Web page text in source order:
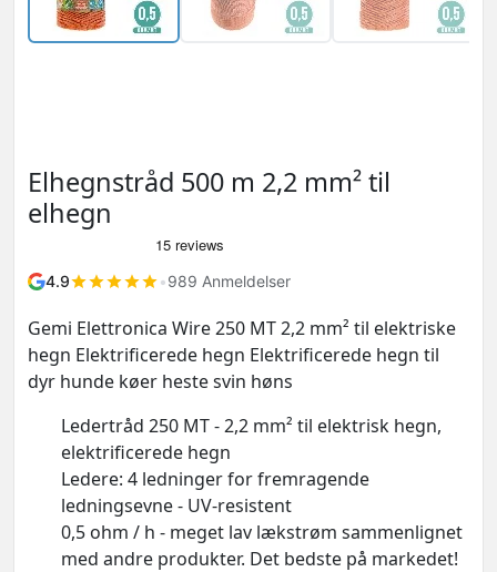
Elhegnstråd 500 m 2,2 mm² til
elhegn
4.9 •989 Anmeldelser
Gemi Elettronica Wire 250 MT 2,2 mm² til elektriske
hegn Elektrificerede hegn Elektrificerede hegn til
dyr hunde køer heste svin høns
Ledertråd 250 MT - 2,2 mm² til elektrisk hegn,
elektrificerede hegn
Ledere: 4 ledninger for fremragende
ledningsevne - UV-resistent
0,5 ohm / h - meget lav lækstrøm sammenlignet
med andre produkter. Det bedste på markedet!